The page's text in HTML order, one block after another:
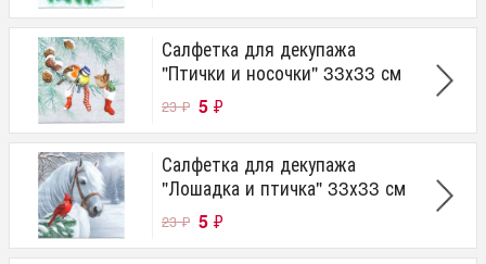
Салфетка для декупажа
"Птички и носочки" 33х33 см
23₽ 5 ₽
Салфетка для декупажа
"Лошадка и птичка" 33х33 см
23₽ 5 ₽